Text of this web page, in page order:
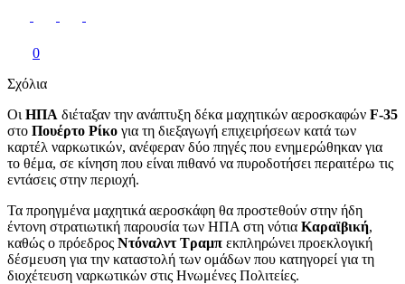
0
Σχόλια
Οι ΗΠΑ διέταξαν την ανάπτυξη δέκα μαχητικών αεροσκαφών F-35
στο Πουέρτο Ρίκο για τη διεξαγωγή επιχειρήσεων κατά των
καρτέλ ναρκωτικών, ανέφεραν δύο πηγές που ενημερώθηκαν για
το θέμα, σε κίνηση που είναι πιθανό να πυροδοτήσει περαιτέρω τις
εντάσεις στην περιοχή.
Τα προηγμένα μαχητικά αεροσκάφη θα προστεθούν στην ήδη
έντονη στρατιωτική παρουσία των ΗΠΑ στη νότια Καραϊβική,
καθώς ο πρόεδρος Ντόναλντ Τραμπ εκπληρώνει προεκλογική
δέσμευση για την καταστολή των ομάδων που κατηγορεί για τη
διοχέτευση ναρκωτικών στις Ηνωμένες Πολιτείες.